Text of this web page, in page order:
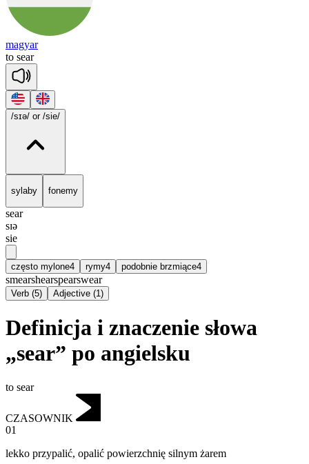
magyar
to sear
/sɪə/ or /sie/
sylaby fonemy
sear
sɪə
sie
często mylone4 rymy4 podobnie brzmiące4
smearshearspearswear
Verb (5) Adjective (1)
Definicja i znaczenie słowa
„sear” po angielsku
to sear
CZASOWNIK
01
lekko przypalić, opalić powierzchnię silnym żarem